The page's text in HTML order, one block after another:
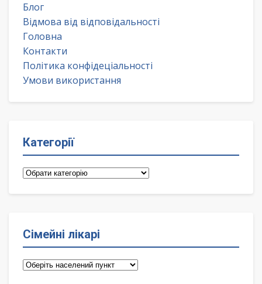
Блог
Відмова від відповідальності
Головна
Контакти
Політика конфідеціальності
Умови використання
Категорії
Категорії
Сімейні лікарі
Сімейні